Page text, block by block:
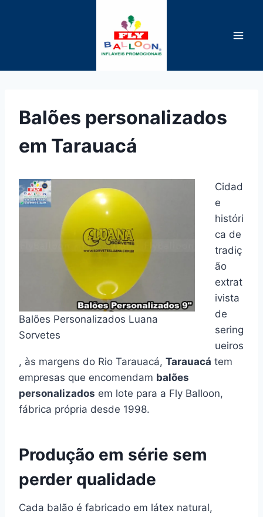
Balões personalizados
em Tarauacá
Balões Personalizados Luana
Sorvetes
Cidad
e
históri
ca de
tradiç
ão
extrat
ivista
de
sering
ueiros
, às margens do Rio Tarauacá, Tarauacá tem
empresas que encomendam balões
personalizados em lote para a Fly Balloon,
fábrica própria desde 1998.
Produção em série sem
perder qualidade
Cada balão é fabricado em látex natural,